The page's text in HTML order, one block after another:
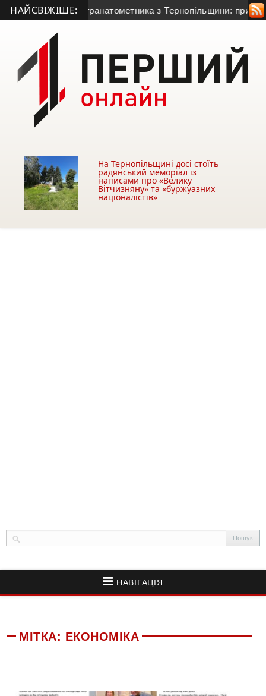
НАЙСВІЖІШЕ:
50-річного гранатометника з Тернопільщини: причина
На Тернопільщині досі стоїть
радянський меморіал із
написами про «Велику
Вітчизняну» та «буржуазних
націоналістів»
НАВІГАЦІЯ
МІТКА: ЕКОНОМІКА